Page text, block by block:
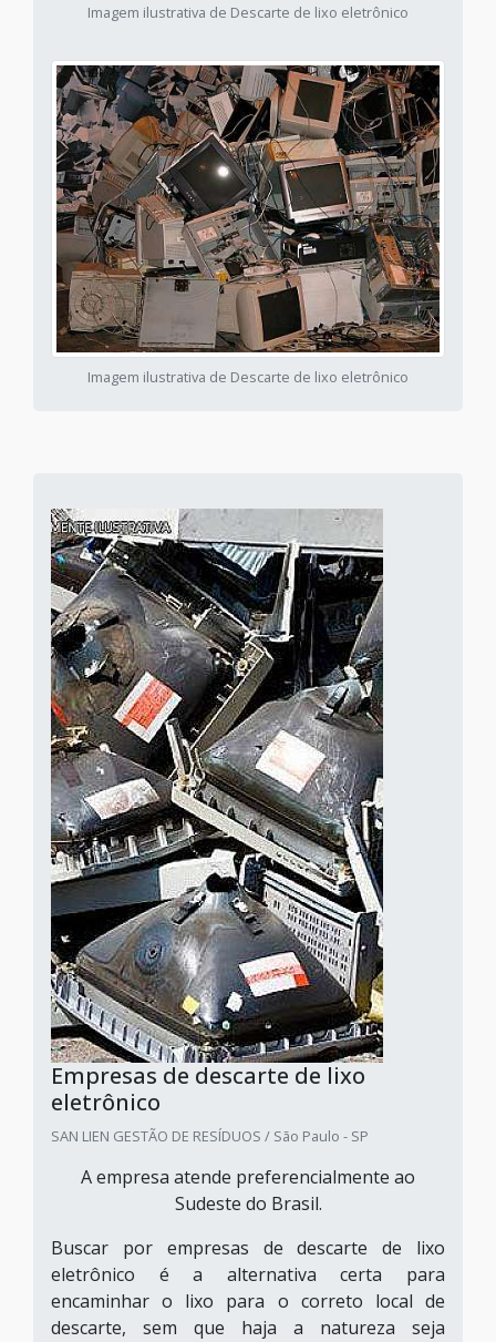
Imagem ilustrativa de Descarte de lixo eletrônico
Imagem ilustrativa de Descarte de lixo eletrônico
Empresas de descarte de lixo
eletrônico
SAN LIEN GESTÃO DE RESÍDUOS / São Paulo - SP
A empresa atende preferencialmente ao
Sudeste do Brasil.
Buscar por empresas de descarte de lixo
eletrônico é a alternativa certa para
encaminhar o lixo para o correto local de
descarte, sem que haja a natureza seja